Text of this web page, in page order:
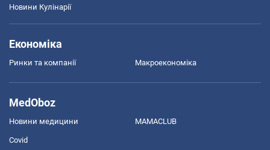
Новини Кулінарії
Економіка
Ринки та компанії Макроекономіка
MedOboz
Новини медицини MAMACLUB
Covid